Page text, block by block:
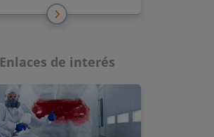
Enlaces de interés